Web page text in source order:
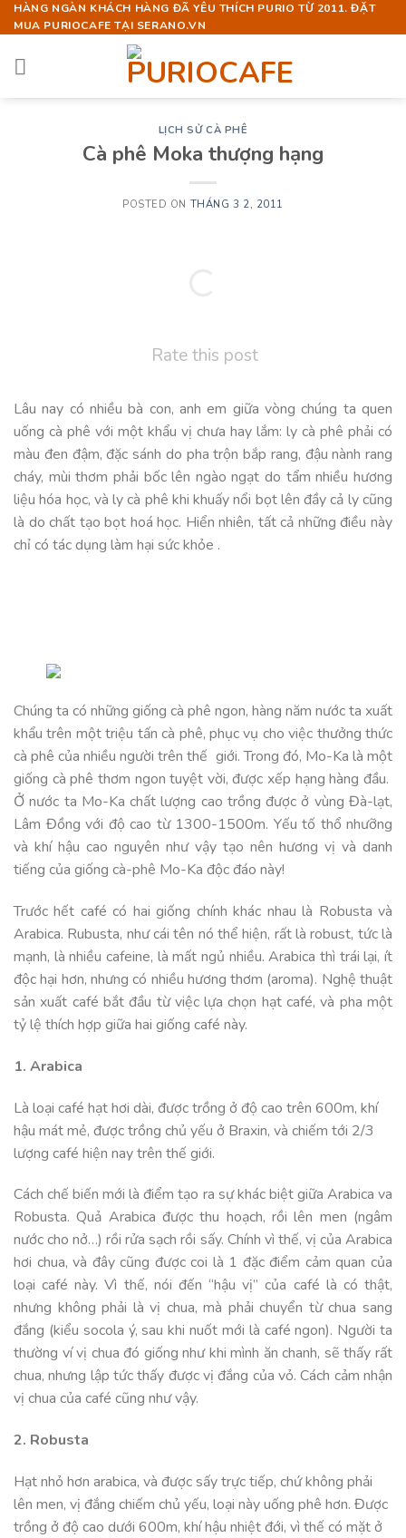
Skip
to
content
HÀNG NGÀN KHÁCH HÀNG ĐÃ YÊU THÍCH PURIO TỪ 2011. ĐẶT
MUA PURIOCAFE TẠI SERANO.VN
LỊCH SỬ CÀ PHÊ
Cà phê Moka thượng hạng
POSTED ON THÁNG 3 2, 2011
Rate this post
Lâu nay có nhiều bà con, anh em giữa vòng chúng ta quen
uống cà phê với một khẩu vị chưa hay lắm: ly cà phê phải có
màu đen đậm, đặc sánh do pha trộn bắp rang, đậu nành rang
cháy, mùi thơm phải bốc lên ngào ngạt do tẩm nhiều hương
liệu hóa học, và ly cà phê khi khuấy nổi bọt lên đầy cả ly cũng
là do chất tạo bọt hoá học. Hiển nhiên, tất cả những điều này
chỉ có tác dụng làm hại sức khỏe .
Chúng ta có những giống cà phê ngon, hàng năm nước ta xuất
khẩu trên một triệu tấn cà phê, phục vụ cho việc thưởng thức
cà phê của nhiều người trên thế giới. Trong đó, Mo-Ka là một
giống cà phê thơm ngon tuyệt vời, được xếp hạng hàng đầu.
Ở nước ta Mo-Ka chất lượng cao trồng được ở vùng Đà-lạt,
Lâm Đồng với độ cao từ 1300-1500m. Yếu tố thổ nhưỡng
và khí hậu cao nguyên như vậy tạo nên hương vị và danh
tiếng của giống cà-phê Mo-Ka độc đáo này!
Trước hết café có hai giống chính khác nhau là Robusta và
Arabica. Rubusta, như cái tên nó thể hiện, rất là robust, tức là
mạnh, là nhiều cafeine, là mất ngủ nhiều. Arabica thì trái lại, ít
độc hại hơn, nhưng có nhiều hương thơm (aroma). Nghệ thuật
sản xuất café bắt đầu từ việc lựa chọn hạt café, và pha một
tỷ lệ thích hợp giữa hai giống café này.
1. Arabica
Là loại café hạt hơi dài, được trồng ở độ cao trên 600m, khí
hậu mát mẻ, được trồng chủ yếu ở Braxin, và chiếm tới 2/3
lượng café hiện nay trên thế giới.
Cách chế biến mới là điểm tạo ra sự khác biệt giữa Arabica va
Robusta. Quả Arabica được thu hoạch, rồi lên men (ngâm
nước cho nở…) rồi rửa sạch rồi sấy. Chính vì thế, vị của Arabica
hơi chua, và đây cũng được coi là 1 đặc điểm cảm quan của
loại café này. Vì thế, nói đến “hậu vị” của café là có thật,
nhưng không phải là vị chua, mà phải chuyển từ chua sang
đắng (kiểu socola ý, sau khi nuốt mới là café ngon). Người ta
thường ví vị chua đó giống như khi mình ăn chanh, sẽ thấy rất
chua, nhưng lập tức thấy được vị đắng của vỏ. Cách cảm nhận
vị chua của café cũng như vậy.
2. Robusta
Hạt nhỏ hơn arabica, và được sấy trực tiếp, chứ không phải
lên men, vị đắng chiếm chủ yếu, loại này uống phê hơn. Được
trồng ở độ cao dưới 600m, khí hậu nhiệt đới, vì thế có mặt ở